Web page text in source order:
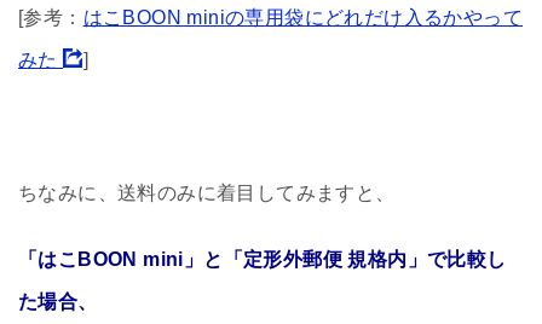
[参考： はこBOON miniの専用袋にどれだけ入るかやって
みた ]
ちなみに、送料のみに着目してみますと、
「はこBOON mini」と「定形外郵便 規格内」で比較し
た場合、